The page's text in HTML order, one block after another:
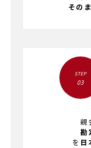
その
STEP
03
親
勘
を 日